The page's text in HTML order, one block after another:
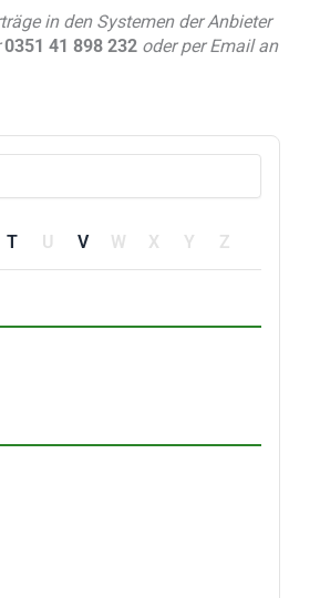
in den Systemen der Anbieter
0351 41 898 232 oder per Email an
T U V W X Y Z